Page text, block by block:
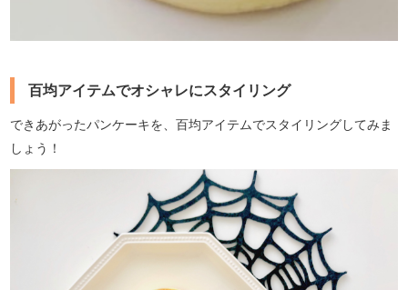
百均アイテムでオシャレにスタイリング
できあがったパンケーキを、百均アイテムでスタイリングしてみま
しょう！